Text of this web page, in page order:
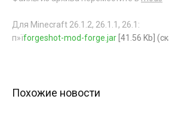
Для Minecraft 26.1.2, 26.1.1, 26.1:
п»їforgeshot-mod-forge.jar [41.56 Kb]
Похожие новости